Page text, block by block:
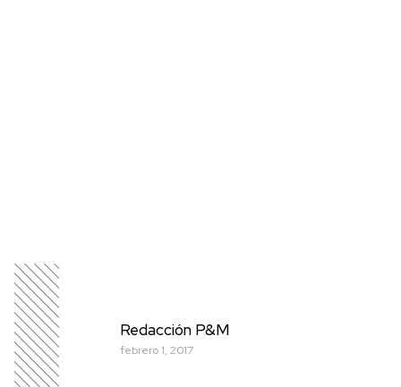
Redacción P&M
febrero 1, 2017